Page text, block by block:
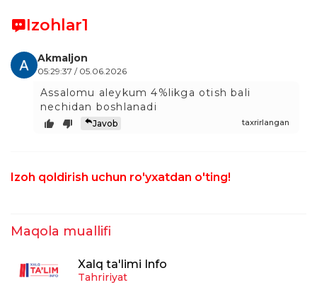
Izohlar1
Akmaljon
05:29:37 / 05.06.2026
Assalomu aleykum 4%likga otish bali
nechidan boshlanadi
taxrirlangan
Javob
Izoh qoldirish uchun ro'yxatdan o'ting!
Maqola muallifi
Xalq ta'limi Info
Tahririyat